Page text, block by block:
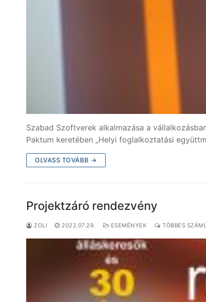
Szabad Szoftverek alkalmazása a
Paktum keretében „Helyi foglalkoztatási
OLVASS TOVÁBB →
Projektzáró rendezvény
ZOLI 2022.07.29. ESEMÉNYEK TÖBBES